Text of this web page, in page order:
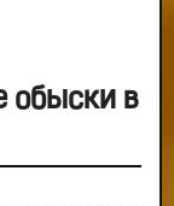
обыски в